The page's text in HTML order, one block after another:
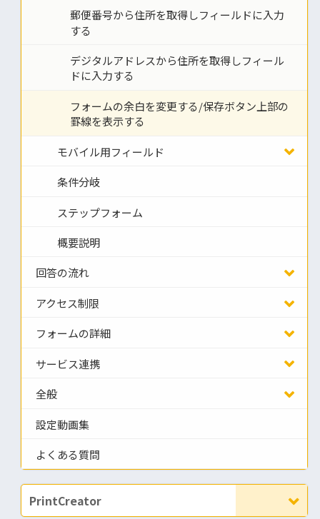
郵便番号から住所を取得しフィールドに入力
する
デジタルアドレスから住所を取得しフィール
ドに入力する
フォームの余白を変更する/保存ボタン上部の
罫線を表示する
モバイル用フィールド
条件分岐
ステップフォーム
概要説明
回答の流れ
アクセス制限
フォームの詳細
サービス連携
全般
設定動画集
よくある質問
PrintCreator